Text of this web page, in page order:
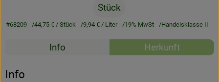
Stück
#68209 44,75 € / Stück 9,94 € / Liter 19% MwSt Handelsklasse II
Rezepte
Info Herkunft
Info